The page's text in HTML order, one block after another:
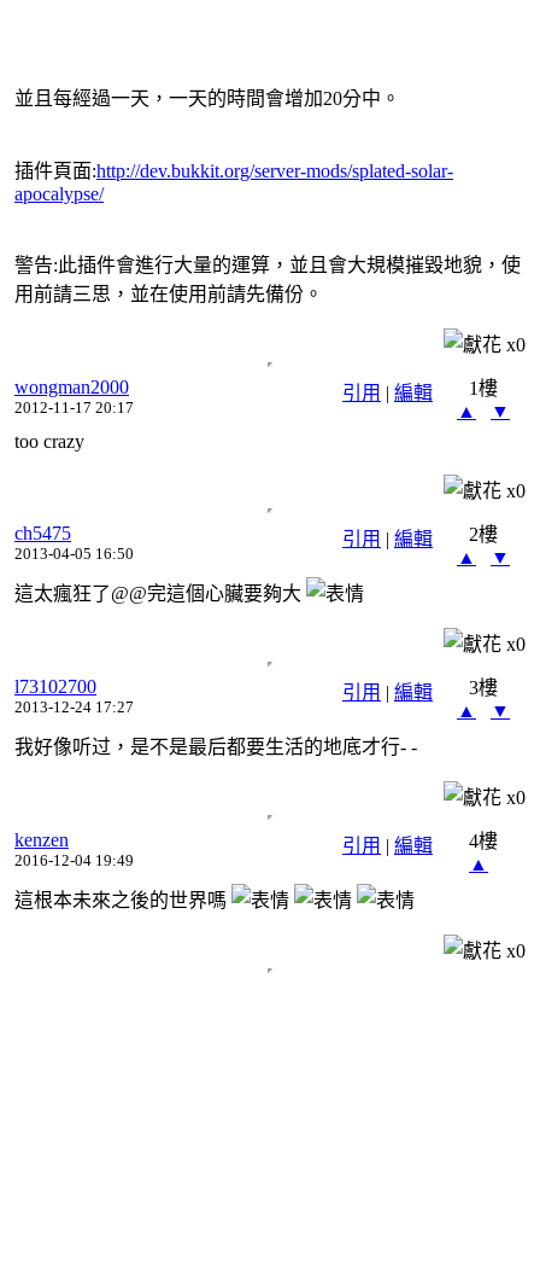
並且每經過一天，一天的時間會增加20分中。
插件頁面:http://dev.bukkit.org/server-mods/splated-solar-
apocalypse/
警告:此插件會進行大量的運算，並且會大規模摧毀地貌，使
用前請三思，並在使用前請先備份。
x0
引用 | 編輯
wongman2000
2012-11-17 20:17
1樓
▲
▼
too crazy
x0
引用 | 編輯
ch5475
2013-04-05 16:50
2樓
▲
▼
這太瘋狂了@@完這個心臟要夠大
x0
引用 | 編輯
l73102700
2013-12-24 17:27
3樓
▲
▼
我好像听过，是不是最后都要生活的地底才行- -
x0
引用 | 編輯
kenzen
2016-12-04 19:49
4樓
▲
這根本未來之後的世界嗎
x0